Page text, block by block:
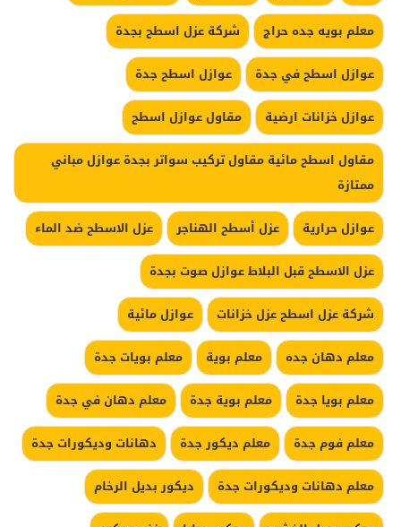
معلم بويه جده حراج
شركة عزل اسطح بجدة
عوازل اسطح في جدة
عوازل اسطح جدة
عوازل خزانات ارضية
مقاول عوازل اسطح
مقاول اسطح مائية مقاول تركيب سواتر بجدة عوازل مباني
ممتازة
عوازل حرارية
عزل أسطح الهناجر
عزل الاسطح ضد الماء
عزل الاسطح قبل البلاط عوازل صوت بجدة
شركة عزل اسطح عزل خزانات
عوازل مائية
معلم دهان جده
معلم بوية
معلم بويات جدة
معلم بويا جدة
معلم بوية جدة
معلم دهان في جدة
معلم فوم جدة
معلم ديكور جدة
دهانات وديكورات جدة
معلم دهانات وديكورات جدة
ديكور بديل الرخام